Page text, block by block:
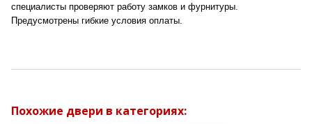
специалисты проверяют работу замков и фурнитуры.
Предусмотрены гибкие условия оплаты.
Похожие двери в категориях: